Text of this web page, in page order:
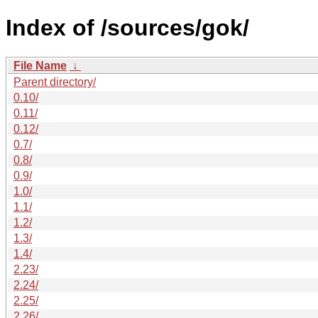
Index of /sources/gok/
File Name ↓
Parent directory/
0.10/
0.11/
0.12/
0.7/
0.8/
0.9/
1.0/
1.1/
1.2/
1.3/
1.4/
2.23/
2.24/
2.25/